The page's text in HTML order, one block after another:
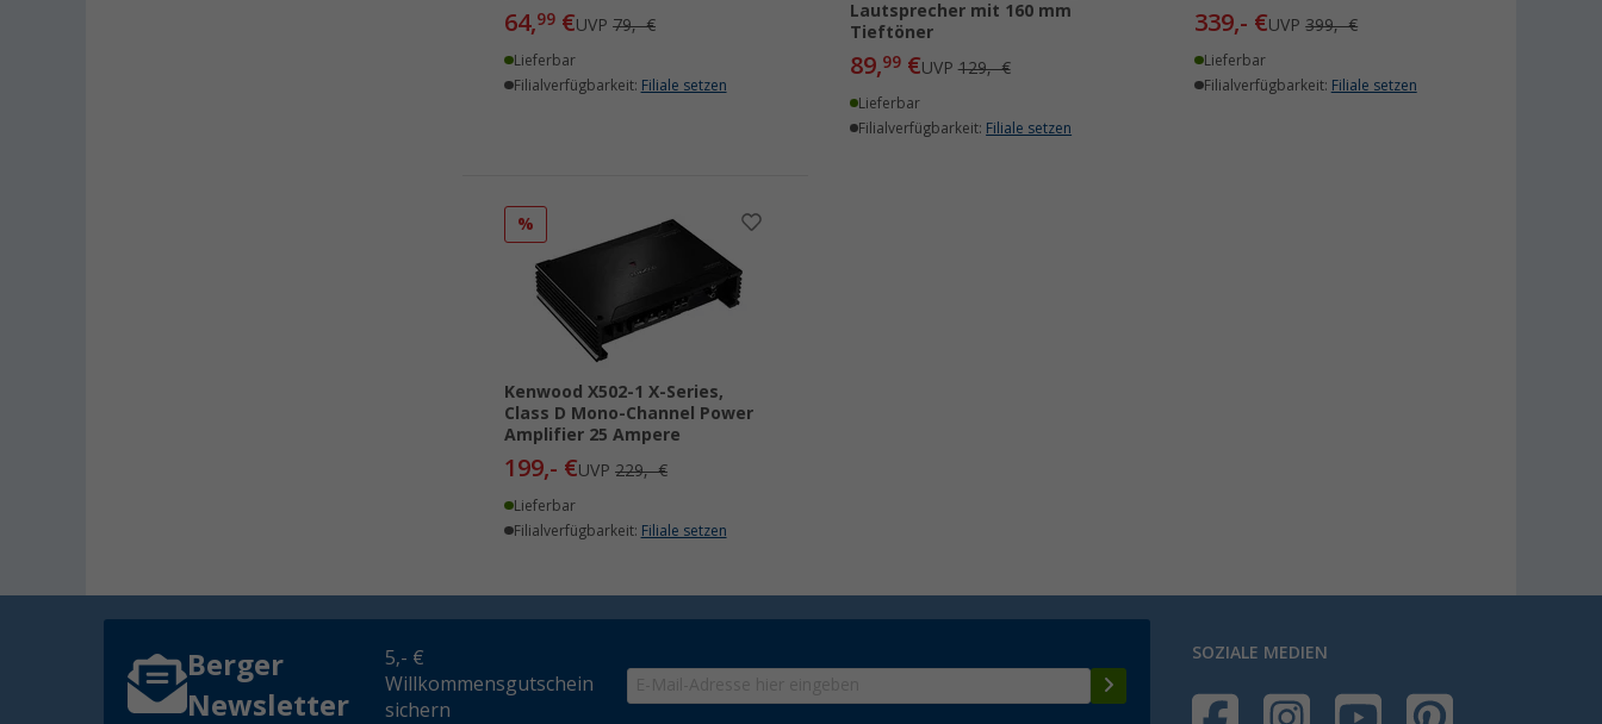
64,99 €UVP79,- €
Lieferbar
Filialverfügbarkeit: Filiale setzen
Lautsprecher mit 160 mm
Tieftöner
89,99€UVP129,- €
Lieferbar
Filialverfügbarkeit: Filiale setzen
339,- €UVP399,- €
Lieferbar
Filialverfügbarkeit: Filiale setzen
%
Kenwood X502-1 X-Series,
Class D Mono-Channel Power
Amplifier 25 Ampere
199,- €UVP229,- €
Lieferbar
Filialverfügbarkeit: Filiale setzen
Berger
Newsletter
5,- €
Willkommensgutschein
sichern
SOZIALE MEDIEN